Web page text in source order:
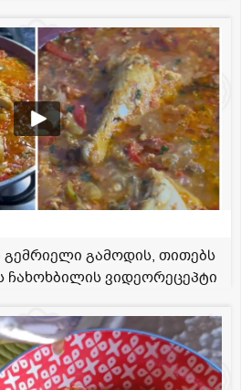
გემრიელი გამოდის, თითებს
ჩახოხბილის ვიდეორეცეპტი